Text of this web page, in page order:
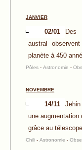
JANVIER
02/01
Des
austral
planète à 450
Pôles - Astronomie -
NOVEMBRE
14/11
une
grâce au
Chili - Astronomie -